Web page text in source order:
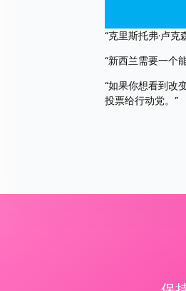
“克里斯托弗·卢
“新西兰需要一个
“如果你想看到改
投票给行动党。”